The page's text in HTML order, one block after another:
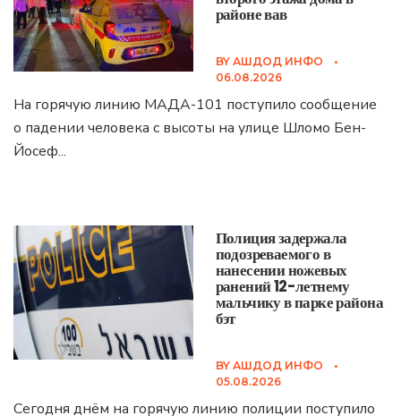
районе вав
BY АШДОД ИНФО
•
06.08.2026
На горячую линию МАДА-101 поступило сообщение
о падении человека с высоты на улице Шломо Бен-
Йосеф...
Полиция задержала
подозреваемого в
нанесении ножевых
ранений 12-летнему
мальчику в парке района
бэт
BY АШДОД ИНФО
•
05.08.2026
Сегодня днём на горячую линию полиции поступило